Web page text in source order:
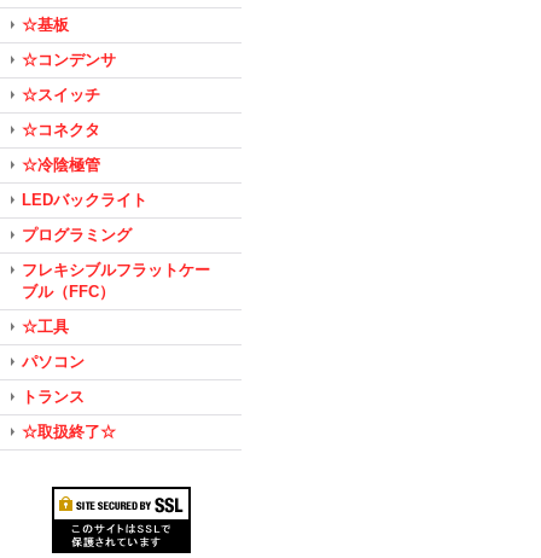
☆基板
☆コンデンサ
☆スイッチ
☆コネクタ
☆冷陰極管
LEDバックライト
プログラミング
フレキシブルフラットケー
ブル（FFC）
☆工具
パソコン
トランス
☆取扱終了☆